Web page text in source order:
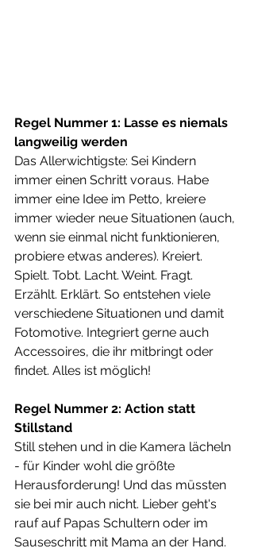
Regel Nummer 1: Lasse es niemals
langweilig werden
Das Allerwichtigste: Sei Kindern
immer einen Schritt voraus. Habe
immer eine Idee im Petto, kreiere
immer wieder neue Situationen (auch,
wenn sie einmal nicht funktionieren,
probiere etwas anderes). Kreiert.
Spielt. Tobt. Lacht. Weint. Fragt.
Erzählt. Erklärt. So entstehen viele
verschiedene Situationen und damit
Fotomotive. Integriert gerne auch
Accessoires, die ihr mitbringt oder
findet. Alles ist möglich!
Regel Nummer 2: Action statt
Stillstand
Still stehen und in die Kamera lächeln
- für Kinder wohl die größte
Herausforderung! Und das müssten
sie bei mir auch nicht. Lieber geht's
rauf auf Papas Schultern oder im
Sauseschritt mit Mama an der Hand.